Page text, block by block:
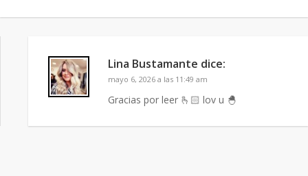
Lina Bustamante dice:
mayo 6, 2026 a las 11:49 am
Gracias por leer 🫰🏻 lov u 🐣